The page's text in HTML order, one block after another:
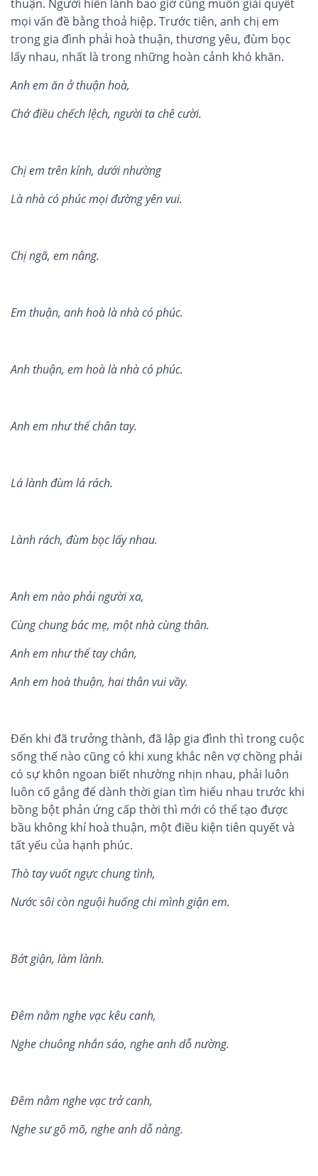
thuận. Người hiền lành bao giờ cũng muốn giải quyết
mọi vấn đề bằng thoả hiệp. Trước tiên, anh chị em
trong gia đình phải hoà thuận, thương yêu, đùm bọc
lấy nhau, nhất là trong những hoàn cảnh khó khăn.
Anh em ănởthuận hoà,
Chớđiều chếch lệch, người ta chêcười.
Chịem trên kính, dưới nhường
Lànhà cóphúc mọi đường yên vui.
Chịngã, em nâng.
Em thuận, anh hoà là nhà có phúc.
Anh thuận, em hoà lànhà cóphúc.
Anh em như thểchân tay.
Lá lànhđùm lá rách.
Lành rách, đùm bọc lấy nhau.
Anh em nào phải người xa,
Cùng chung bác mẹ, một nhà cùng thân.
Anh em như thểtay chân,
Anh em hoà thuận, hai thân vui vầy.
Đến khi đã trưởng thành, đã lập gia đình thì trong cuộc
sống thế nào cũng có khi xung khắc nên vợ chồng phải
có sự khôn ngoan biết nhường nhịn nhau, phải luôn
luôn cố gắng để dành thời gian tìm hiểu nhau trước khi
bồng bột phản ứng cấp thời thì mới có thể tạo được
bầu không khí hoà thuận, một điều kiện tiên quyết và
tất yếu của hạnh phúc.
Thò tay vuốt ngực chung tình,
Nước sôi còn nguội huống chi mình giận em.
Bớt giận, làm lành.
Đêm nằm nghe vạc kêu canh,
Nghe chuông nhắn sáo, nghe anh dỗnường.
Đêm nằm nghe vạc trởcanh,
Nghe sư gõ mõ, nghe anh dỗnàng.